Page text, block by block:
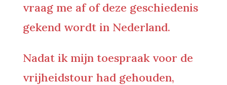
vraag me af of deze geschiedenis
gekend wordt in Nederland.
Nadat ik mijn toespraak voor de
vrijheidstour had gehouden,